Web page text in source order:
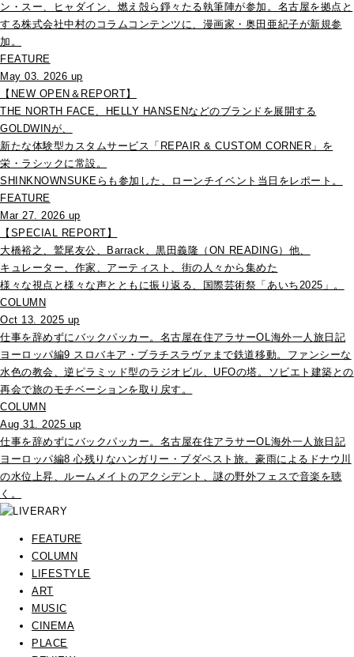
ン・スー、ヒャダイン、燃え殻ら錚々たる執筆陣が参加。名古屋を拠点と
する株式会社中村のコラムコンテンツに、漫画家・奥田亜紀子が新規参
加。
FEATURE
May 03. 2026 up
【NEW OPEN＆REPORT】
THE NORTH FACE、HELLY HANSENなどのブランドを展開する
GOLDWINが、
新たな体験型カスタムサービス「REPAIR & CUSTOM CORNER」を
栄・ラシックに常設。
SHINKNOWNSUKEらも参加した、ローンチイベント当日をレポート。
FEATURE
Mar 27. 2026 up
【SPECIAL REPORT】
大橋裕之、鷲尾友公、Barrack、黒田義隆（ON READING）他、
キュレーター、作家、アーティスト、街の人々から集めた
様々な視点と様々な声とともに振り返る、国際芸術祭「あいち2025」。
COLUMN
Oct 13. 2025 up
仕事を辞めずにバックパッカー。名古屋在住アラサーOL海外一人旅日記
ヨーロッパ編9 スロバキア・ブラチスラヴァまで鉄道移動。ファンシーな
水色の教会、逆ピラミッド型のラジオビル、UFOの塔。ソビエト建築との
再会で旅のモチベーションを取り戻す。
COLUMN
Aug 31. 2025 up
仕事を辞めずにバックパッカー。名古屋在住アラサーOL海外一人旅日記
ヨーロッパ編8 心残りなハンガリー・ブダペスト旅。豪雨によるドナウ川
の水位上昇、ルームメイトのアクシデント、謎の野外フェスで音楽を聴
く。
FEATURE
COLUMN
LIFESTYLE
ART
MUSIC
CINEMA
PLACE